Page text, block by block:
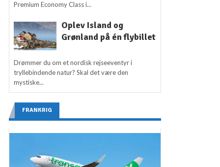
Premium Economy Class i...
Oplev Island og
Grønland på én flybillet
Drømmer du om et nordisk rejseeventyr i
tryllebindende natur? Skal det være den
mystiske...
FRANKRIG